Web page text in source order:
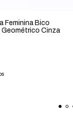
Feminina Bico
Cinza